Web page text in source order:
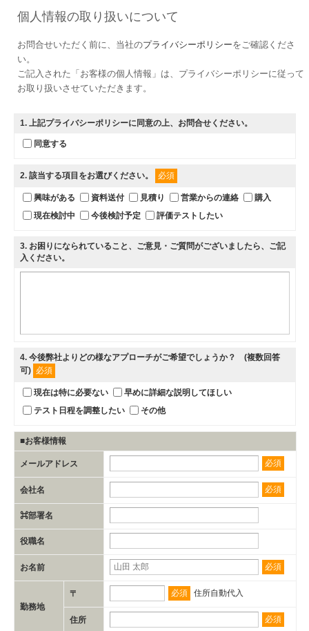
個人情報の取り扱いについて
お問合せいただく前に、当社のプライバシーポリシーをご確認くださ
い。
ご記入された「お客様の個人情報」は、プライバシーポリシーに従って
お取り扱いさせていただきます。
1. 上記プライバシーポリシーに同意の上、お問合せください。
同意する
2. 該当する項目をお選びください。 必須
興味がある 資料送付 見積り 営業からの連絡
購入
現在検討中
今後検討予定 評価テストしたい
3. お困りになられていること、ご意見・ご質問がございましたら、ご記
入ください。
4. 今後弊社よりどの様なアプローチがご希望でしょうか？ (複数回答
可)​ 必須
現在は特に必要ない
早めに詳細な説明してほしい
テスト日程を調整したい
その他​
■お客様情報
メールアドレス 必須
会社名 必須
⌘部署名
役職名
お名前 必須
勤務地
〒 必須 住所自動代入
住所 必須